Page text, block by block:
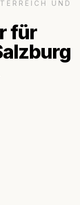
UND
für